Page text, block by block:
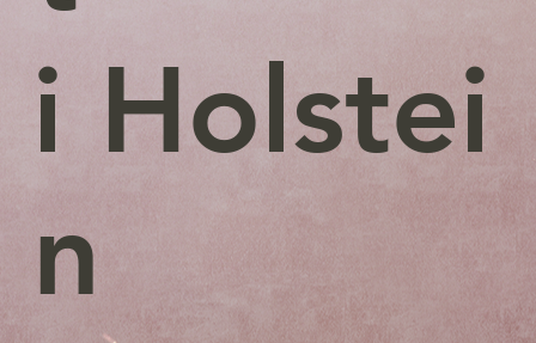
i Holstei
n